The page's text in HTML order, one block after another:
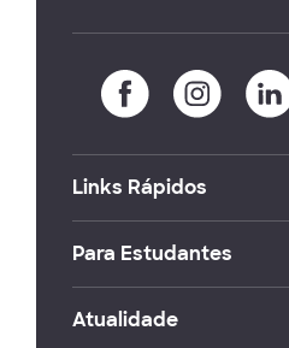
Links Rápidos
Para Estudantes
Atualidade